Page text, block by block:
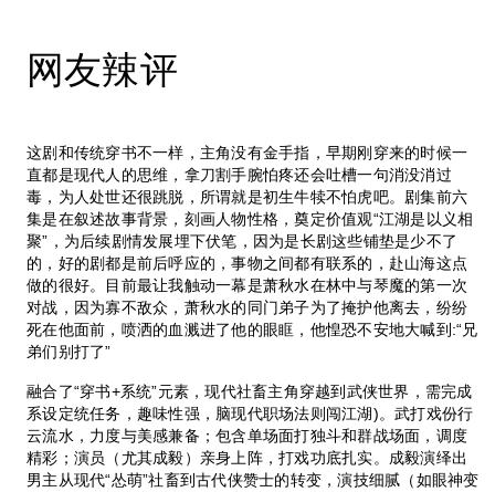
网友辣评
这剧和传统穿书不一样，主角没有金手指，早期刚穿来的时候一
直都是现代人的思维，拿刀割手腕怕疼还会吐槽一句消没消过
毒，为人处世还很跳脱，所谓就是初生牛犊不怕虎吧。剧集前六
集是在叙述故事背景，刻画人物性格，奠定价值观“江湖是以义相
聚”，为后续剧情发展埋下伏笔，因为是长剧这些铺垫是少不了
的，好的剧都是前后呼应的，事物之间都有联系的，赴山海这点
做的很好。目前最让我触动一幕是萧秋水在林中与琴魔的第一次
对战，因为寡不敌众，萧秋水的同门弟子为了掩护他离去，纷纷
死在他面前，喷洒的血溅进了他的眼眶，他惶恐不安地大喊到:“兄
弟们别打了”
融合了“穿书+系统”元素，现代社畜主角穿越到武侠世界，需完成
系设定统任务，趣味性强，脑现代职场法则闯江湖)。武打戏份行
云流水，力度与美感兼备；包含单场面打独斗和群战场面，调度
精彩；演员（尤其成毅）亲身上阵，打戏功底扎实。成毅演绎出
男主从现代“怂萌”社畜到古代侠赞士的转变，演技细腻（如眼神变